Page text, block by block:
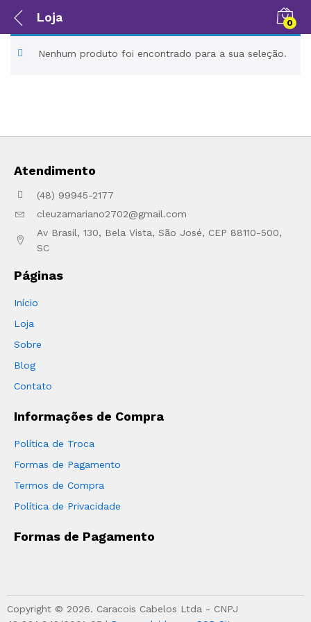
Loja 0
Nenhum produto foi encontrado para a sua seleção.
Atendimento
(48) 99945-2177
cleuzamariano2702@gmail.com
Av Brasil, 130, Bela Vista, São José, CEP 88110-500,
SC
Páginas
Início
Loja
Sobre
Blog
Contato
Informações de Compra
Política de Troca
Formas de Pagamento
Termos de Compra
Política de Privacidade
Formas de Pagamento
Copyright © 2026. Caracois Cabelos Ltda - CNPJ